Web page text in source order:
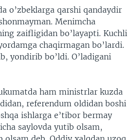
o’zbeklarga qarshi qandaydir
Menimcha
zaifligidan bo’layapti. Kuchli
chaqirmagan bo’lardi.
yondirib bo’ldi. O’ladigani
ham ministrlar kuzda
referendum oldidan boshi
ishlarga e’tibor bermay
saylovda yutib olsam,